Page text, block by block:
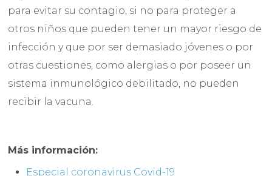
para evitar su contagio, si no para proteger a
otros niños que pueden tener un mayor riesgo de
infección y que por ser demasiado jóvenes o por
otras cuestiones, como alergias o por poseer un
sistema inmunológico debilitado, no pueden
recibir la vacuna.
Más información:
Especial coronavirus Covid-19